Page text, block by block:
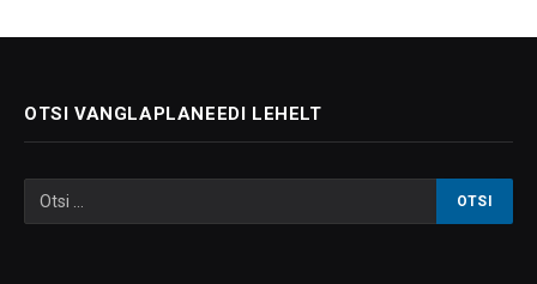
OTSI VANGLAPLANEEDI LEHELT